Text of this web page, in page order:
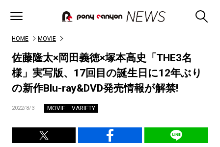
HOME MOVIE
佐藤隆太×岡田義徳×塚本高史「THE3名
様」実写版、17回目の誕生日に12年ぶり
の新作Blu-ray&DVD発売情報が解禁!
2022/8/3 MOVIE VARIETY